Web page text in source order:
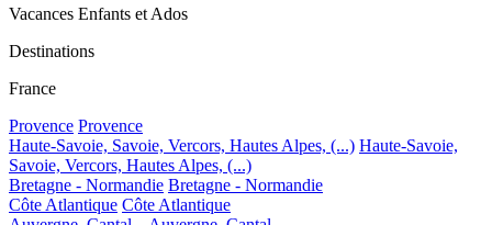
Vacances Enfants et Ados
Destinations
France
Provence Provence
Haute-Savoie, Savoie, Vercors, Hautes Alpes, (...) Haute-Savoie,
Savoie, Vercors, Hautes Alpes, (...)
Bretagne - Normandie Bretagne - Normandie
Côte Atlantique Côte Atlantique